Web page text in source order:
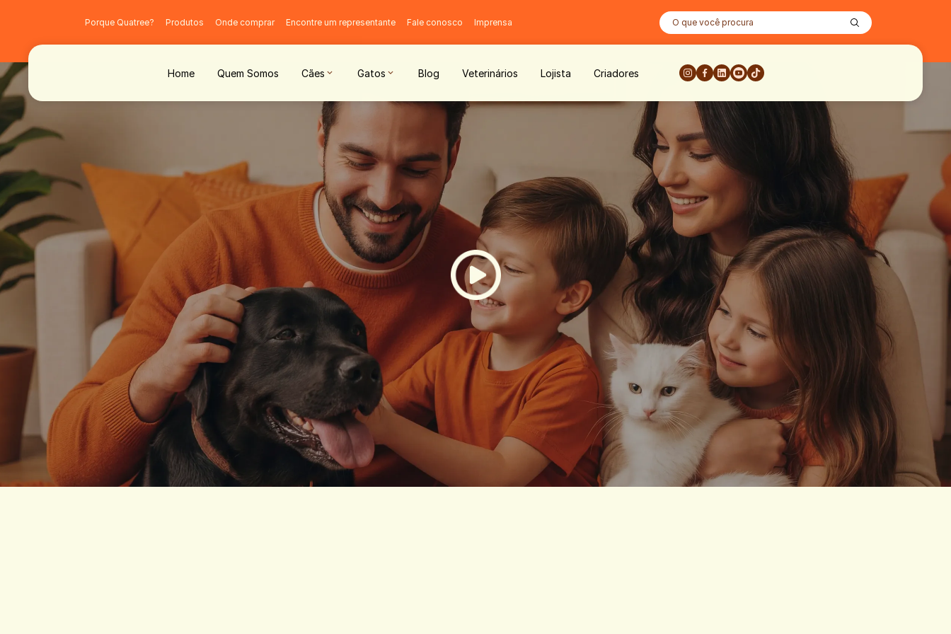
Porque Quatree? Produtos Onde comprar Encontre um representante Fale conosco Imprensa O que você procura
Home Quem Somos Cães Gatos Blog Veterinários Lojista Criadores